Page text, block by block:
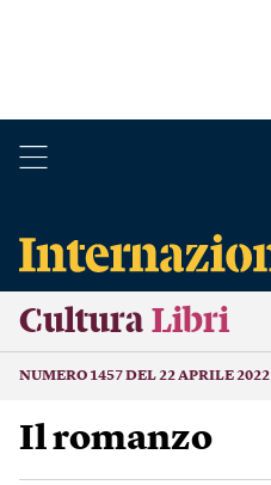
Cultura Libri
NUMERO 1457 DEL 22 APRILE 2022
Il romanzo